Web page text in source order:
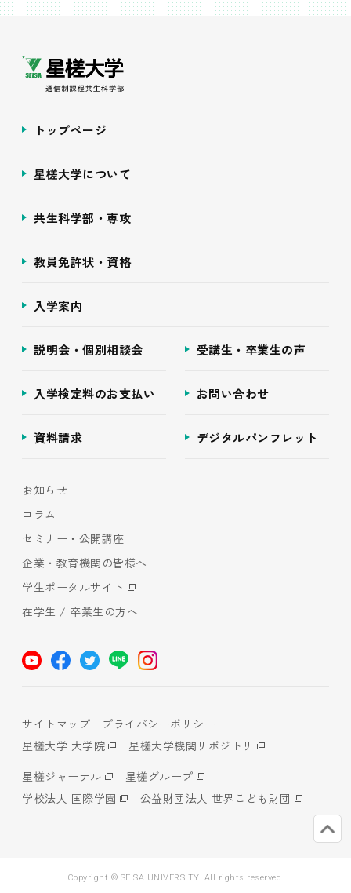
トップページ
星槎大学について
共生科学部・専攻
教員免許状・資格
入学案内
説明会・個別相談会 受講生・卒業生の声
入学検定料のお支払い お問い合わせ
資料請求 デジタルパンフレット
お知らせ
コラム
セミナー・公開講座
企業・教育機関の皆様へ
学生ポータルサイト
在学生 / 卒業生の方へ
サイトマップ
プライバシーポリシー
星槎大学 大学院
星槎大学機関リポジトリ
星槎ジャーナル
星槎グループ
学校法人 国際学園
公益財団法人 世界こども財団
Copyright © SEISA UNIVERSITY. All rights reserved.